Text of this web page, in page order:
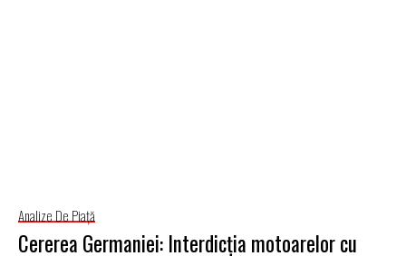
Analize De Piață
Cererea Germaniei: Interdicția motoarelor cu